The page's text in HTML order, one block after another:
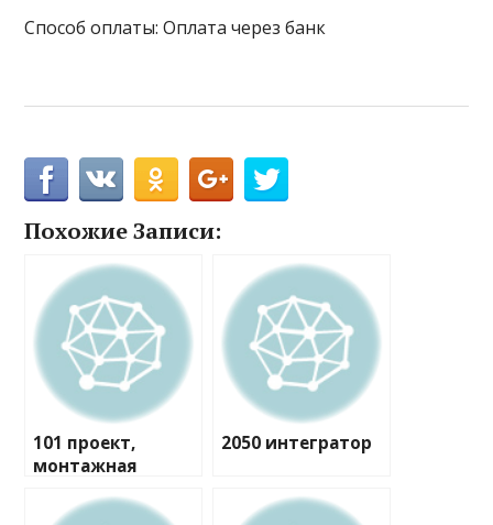
Способ оплаты: Оплата через банк
Похожие Записи:
101 проект,
монтажная
2050 интегратор